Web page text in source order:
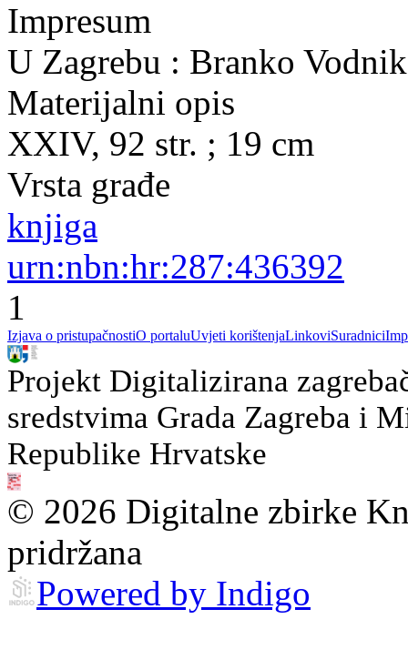
Impresum
U Zagrebu : Branko
Materijalni opis
XXIV, 92 str. ; 19 cm
Vrsta građe
knjiga
urn:nbn:hr:287:436392
1
Izjava o pristupačnostiO portaluUvjeti korištenjaLinkoviSuradnici
Projekt Digitalizirana
sredstvima Grada Zagreba i
Republike Hrvatske
© 2026 Digitalne zbirke
pridržana
Powered by Indigo